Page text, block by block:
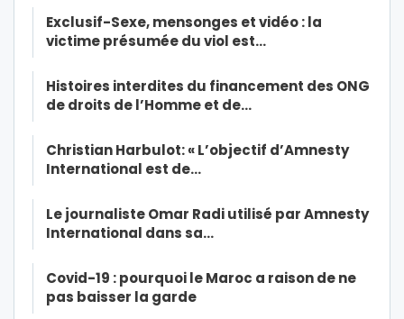
Exclusif-Sexe, mensonges et vidéo : la
victime présumée du viol est…
Histoires interdites du financement des ONG
de droits de l’Homme et de…
Christian Harbulot: « L’objectif d’Amnesty
International est de…
Le journaliste Omar Radi utilisé par Amnesty
International dans sa…
Covid-19 : pourquoi le Maroc a raison de ne
pas baisser la garde